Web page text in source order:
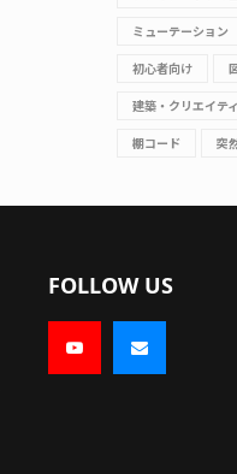
ミューテーション
初心者向け
建築・クリエイテ
棚コード 突
FOLLOW US